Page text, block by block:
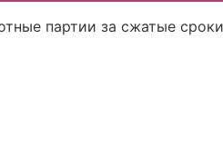
партии за сжатые